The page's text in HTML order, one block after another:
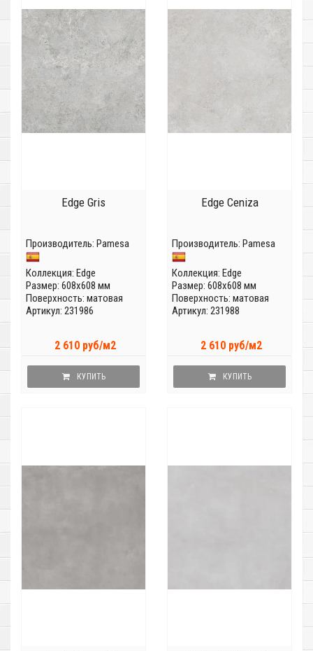
Edge Gris
Производитель: Pamesa
Коллекция: Edge
Размер: 608x608 мм
Поверхность: матовая
Артикул: 231986
2 610 руб/м2
КУПИТЬ
Edge Ceniza
Производитель: Pamesa
Коллекция: Edge
Размер: 608x608 мм
Поверхность: матовая
Артикул: 231988
2 610 руб/м2
КУПИТЬ